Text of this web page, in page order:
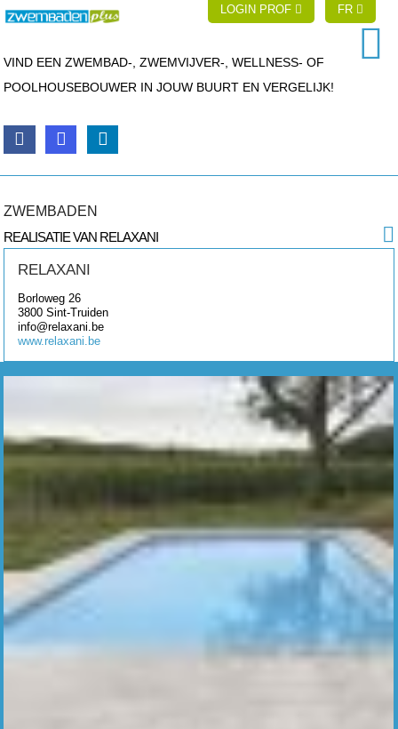
LOGIN PROF FR
VIND EEN ZWEMBAD-, ZWEMVIJVER-, WELLNESS- OF
POOLHOUSEBOUWER IN JOUW BUURT EN VERGELIJK!
ZWEMBADEN
REALISATIE VAN RELAXANI
RELAXANI
Borloweg 26
3800Sint-Truiden
info@relaxani.be
www.relaxani.be